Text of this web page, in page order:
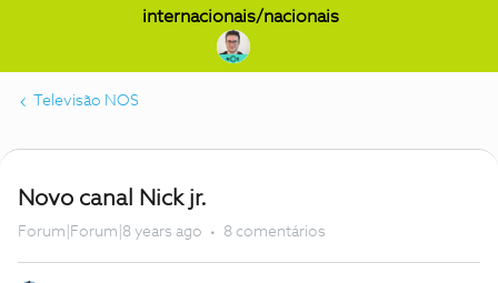
internacionais/nacionais
Televisão NOS
Novo canal Nick jr.
Forum|Forum|8 years ago 8 comentários